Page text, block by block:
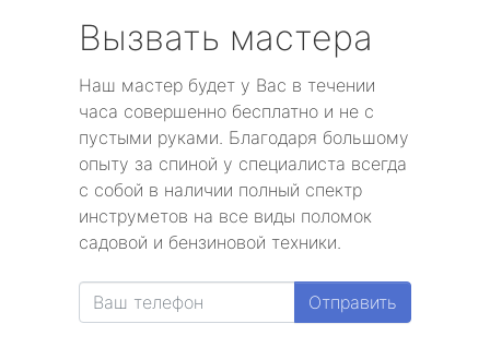
Вызвать мастера
Наш мастер будет у Вас в течении
часа совершенно бесплатно и не с
пустыми руками. Благодаря большому
опыту за спиной у специалиста всегда
с собой в наличии полный спектр
инструметов на все виды поломок
садовой и бензиновой техники.
Отправить